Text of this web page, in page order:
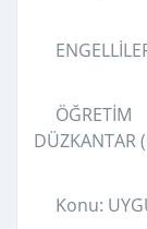
DÜZKANTAR
Konu: